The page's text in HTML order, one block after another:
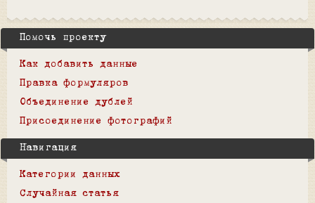
Помочь проекту
Как добавить данные
Правка формуляров
Объединение дублей
Присоединение фотографий
Навигация
Категории данных
Случайная статья